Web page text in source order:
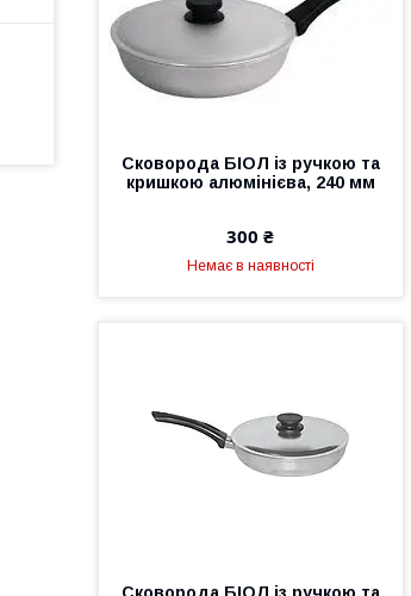
Сковорода БІОЛ із ручкою та
кришкою алюмінієва, 240 мм
300 ₴
Немає в наявності